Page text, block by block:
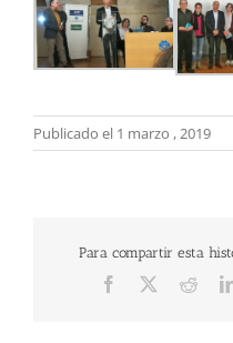
Publicado el 1 marzo , 2019
Para compartir esta
Facebook